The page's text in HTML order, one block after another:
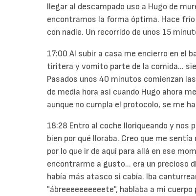
llegar al descampado uso a Hugo de
encontramos la forma óptima. Hace
con nadie. Un recorrido de unos 15
17:00 Al subir a casa me encierro en el
tiritera y vomito parte de la comida...
Pasados unos 40 minutos comienzan
de media hora así cuando Hugo ahora
aunque no cumpla el protocolo, se me
18:28 Entro al coche lloriqueando y nos
bien por qué lloraba. Creo que me
por lo que ir de aquí para allá en ese
encontrarme a gusto... era un precioso
había más atasco si cabía. Iba
"ábreeeeeeeeeete", hablaba a mi